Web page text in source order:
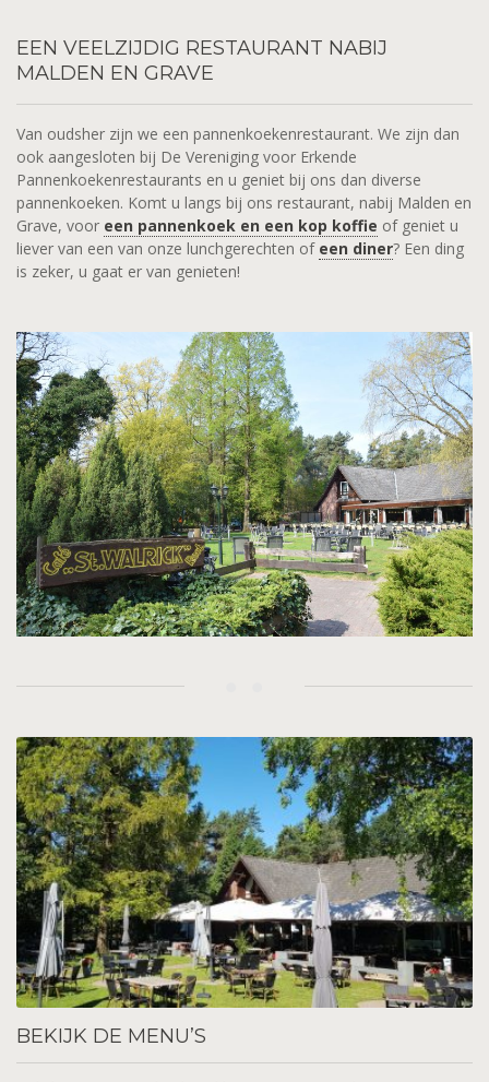
EEN VEELZIJDIG RESTAURANT NABIJ
MALDEN EN GRAVE
Van oudsher zijn we een pannenkoekenrestaurant. We zijn dan
ook aangesloten bij De Vereniging voor Erkende
Pannenkoekenrestaurants en u geniet bij ons dan diverse
pannenkoeken. Komt u langs bij ons restaurant, nabij Malden en
Grave, voor een pannenkoek en een kop koffie of geniet u
liever van een van onze lunchgerechten of een diner? Een ding
is zeker, u gaat er van genieten!
BEKIJK DE MENU’S